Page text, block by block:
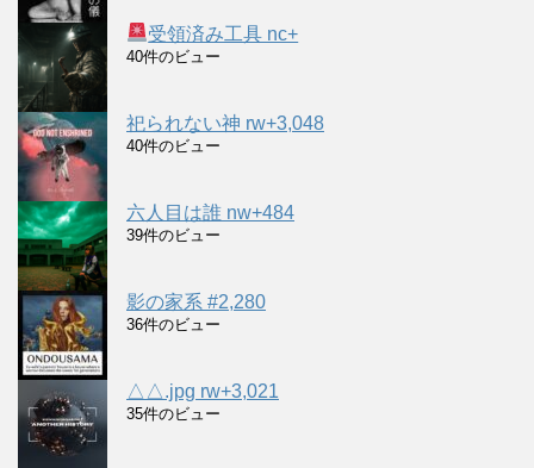
受領済み工具 nc+
40件のビュー
祀られない神 rw+3,048
40件のビュー
六人目は誰 nw+484
39件のビュー
影の家系 #2,280
36件のビュー
△△.jpg rw+3,021
35件のビュー